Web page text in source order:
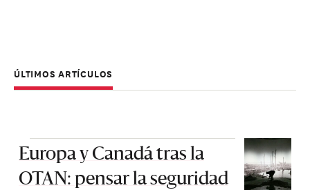
ÚLTIMOS ARTÍCULOS
Europa y Canadá tras la
OTAN: pensar la seguridad